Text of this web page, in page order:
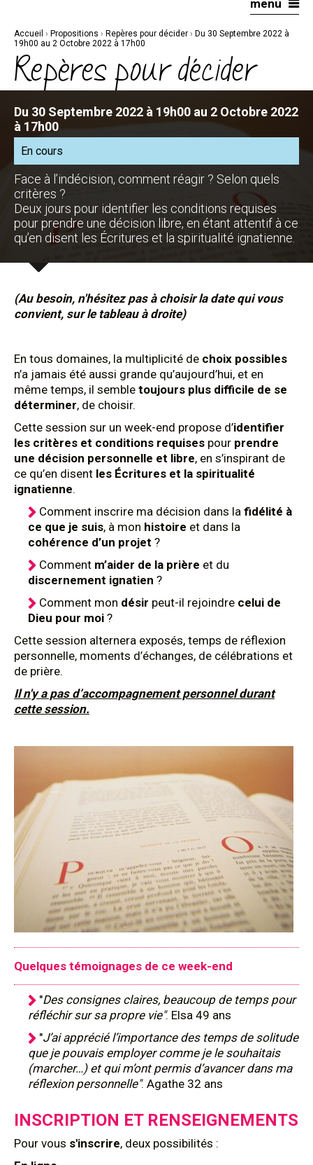
navigation
menu
Accueil › Propositions › Repères pour décider › Du 30 Septembre 2022 à
19h00 au 2 Octobre 2022 à 17h00
Repères pour décider
Du 30 Septembre 2022 à 19h00 au 2 Octobre 2022
à 17h00
En cours
Face à l’indécision, comment réagir ? Selon quels
critères ?
Deux jours pour identifier les conditions requises
pour prendre une décision libre, en étant attentif à ce
qu’en disent les Écritures et la spiritualité ignatienne.
(Au besoin, n'hésitez pas à choisir la date qui vous
convient, sur le tableau à droite)
En tous domaines, la multiplicité de choix possibles
n’a jamais été aussi grande qu’aujourd’hui, et en
même temps, il semble toujours plus difficile de se
déterminer, de choisir.
Cette session sur un week-end propose d’identifier
les critères et conditions requises pour prendre
une décision personnelle et libre, en s’inspirant de
ce qu’en disent les Écritures et la spiritualité
ignatienne.
Comment inscrire ma décision dans la fidélité à
ce que je suis, à mon histoire et dans la
cohérence d’un projet ?
Comment m’aider de la prière et du
discernement ignatien ?
Comment mon désir peut-il rejoindre celui de
Dieu pour moi ?
Cette session alternera exposés, temps de réflexion
personnelle, moments d’échanges, de célébrations et
de prière.
Il n'y a pas d’accompagnement personnel durant
cette session.
Quelques témoignages de ce week-end
"Des consignes claires, beaucoup de temps pour
réfléchir sur sa propre vie". Elsa 49 ans
"J’ai apprécié l’importance des temps de solitude
que je pouvais employer comme je le souhaitais
(marcher…) et qui m’ont permis d’avancer dans ma
réflexion personnelle". Agathe 32 ans
INSCRIPTION ET RENSEIGNEMENTS
Pour vous s'inscrire, deux possibilités :